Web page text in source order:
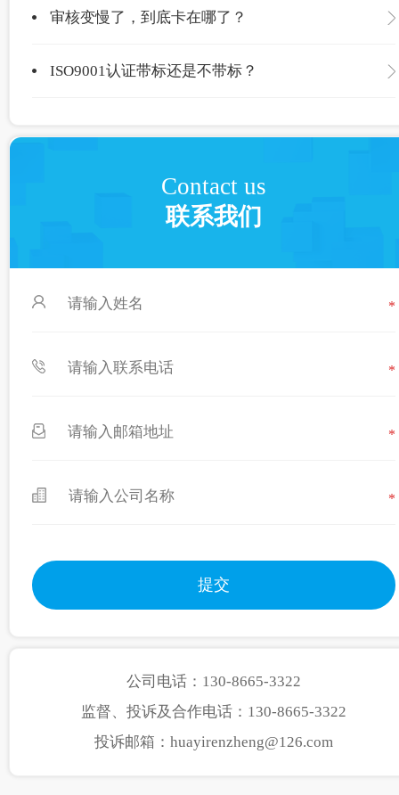
审核变慢了，到底卡在哪了？
ISO9001认证带标还是不带标？
Contact us
联系我们
*
*
*
*
公司电话：130-8665-3322
监督、投诉及合作电话：130-8665-3322
投诉邮箱：huayirenzheng@126.com